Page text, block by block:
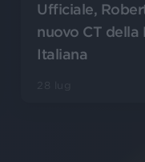
Ufficiale,
nuovo CT della
Italiana